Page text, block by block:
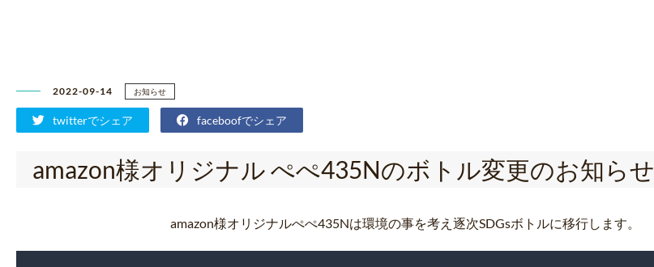
2022-09-14 お知らせ
twitterでシェア faceboofでシェア
amazon様オリジナル ぺぺ435Nのボトル変更のお知らせ
amazon様オリジナルぺぺ435Nは環境の事を考え逐次SDGsボトルに移行します。